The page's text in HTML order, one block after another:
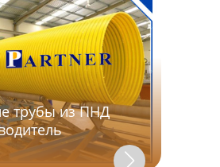
трубы из ПНД